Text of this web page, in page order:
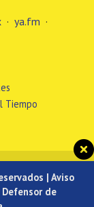
· ya.fm ·
Tiempo
| Aviso
Defensor de